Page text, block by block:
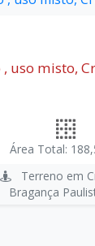
uso misto,
Área Total:
Terreno em
Bragança